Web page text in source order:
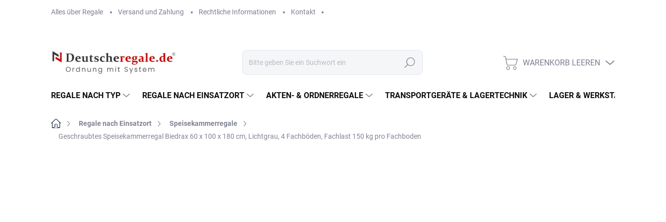
Alles über Regale Versand und Zahlung Rechtliche Informationen Kontakt
Suchen WARENKORB
WARENKORB LEEREN
REGALE NACH TYP REGALE NACH EINSATZORT AKTEN- & ORDNERREGALE TRANSPORTGERÄTE & LAGERTECHNIK LAGER & WERKSTATT
StartseiteRegale nach Einsatzort
Speisekammerregale
Geschraubtes Speisekammerregal Biedrax 60 x 100 x 180 cm, Lichtgrau, 4 Fachböden, Fachlast 150 kg pro Fachboden